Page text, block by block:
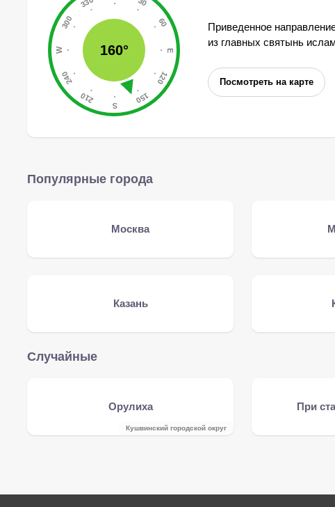
160°
Приведенное
из главных святынь
Посмотреть на карте
Популярные города
Москва
Казань
Случайные
Орулиха
Кушвинский городской округ
При